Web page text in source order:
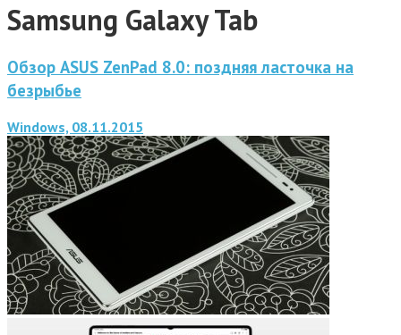
Samsung Galaxy Tab
Обзор ASUS ZenPad 8.0: поздняя ласточка на
безрыбье
Windows, 08.11.2015